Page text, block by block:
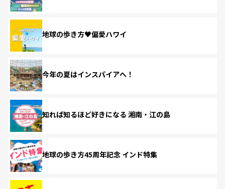
地球の歩き方♥偏愛ハワイ
今年の夏はインスパイアへ！
知れば知るほど好きになる 湘南・江の島
地球の歩き方45周年記念 インド特集